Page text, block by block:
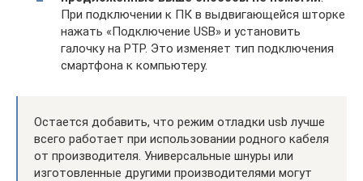
При подключении к ПК в выдвигающейся шторке
нажать «Подключение USB» и установить
галочку на PTP. Это изменяет тип подключения
смартфона к компьютеру.
Остается добавить, что режим отладки usb лучше
всего работает при использовании родного кабеля
от производителя. Универсальные шнуры или
изготовленные другими производителями могут